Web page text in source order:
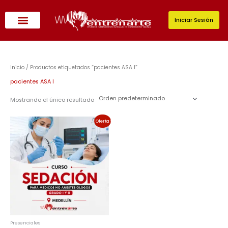
contenido
Iniciar Sesión
Inicio / Productos etiquetados “pacientes ASA I”
pacientes ASA I
Mostrando el único resultado
¡Oferta!
Presenciales
El
precio
original
era:
$280,000.00.
precio
actual
es:
$238,000.00.